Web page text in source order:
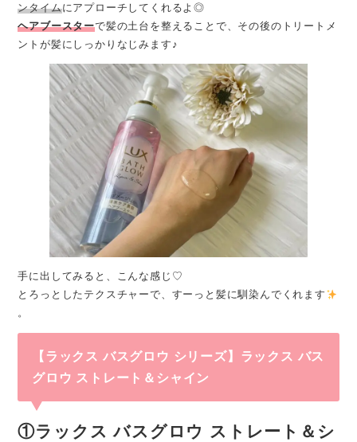
ンタイムにアプローチしてくれるよ◎
ヘアブースターで髪の土台を整えることで、その後のトリートメ
ントが髪にしっかりなじみます♪
手に出してみると、こんな感じ♡
とろっとしたテクスチャーで、すーっと髪に馴染んでくれます
。
【ラックス バスグロウ シリーズ】 ラックス バス
グロウ ストレート＆シャイン
①ラックス バスグロウ ストレート＆シ